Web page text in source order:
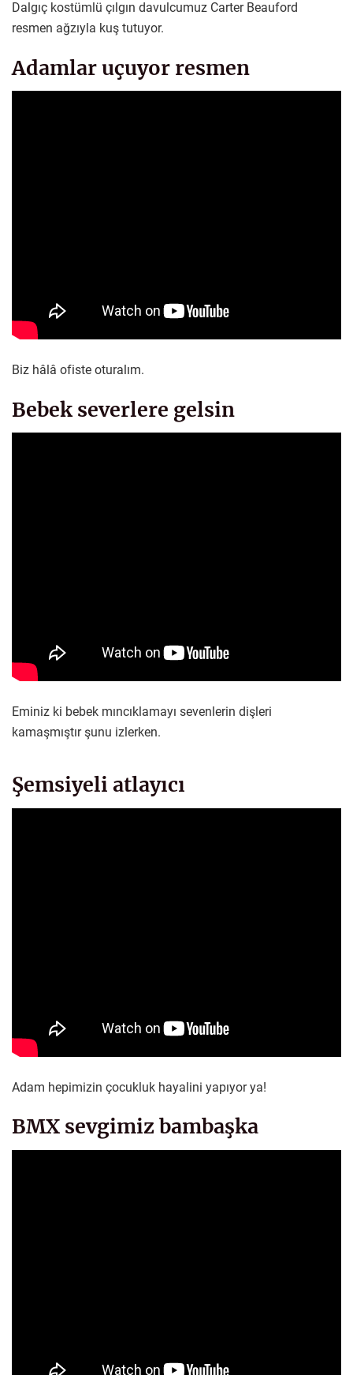
Dalgıç kostümlü çılgın davulcumuz Carter Beauford
resmen ağzıyla kuş tutuyor.
Adamlar uçuyor resmen
Biz hâlâ ofiste oturalım.
Bebek severlere gelsin
Eminiz ki bebek mıncıklamayı sevenlerin dişleri
kamaşmıştır şunu izlerken.
Şemsiyeli atlayıcı
Adam hepimizin çocukluk hayalini yapıyor ya!
BMX sevgimiz bambaşka